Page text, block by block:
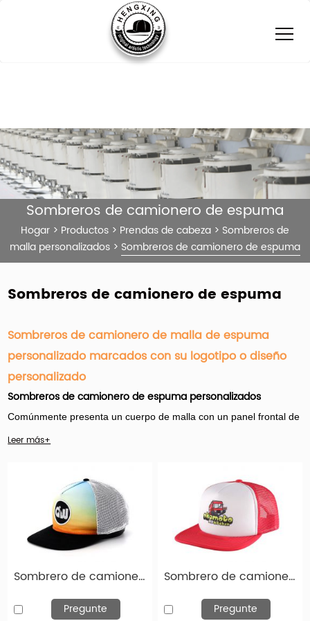
Sombreros de camionero de espuma
Hogar > Productos > Prendas de cabeza > Sombreros de
malla personalizados > Sombreros de camionero de espuma
Sombreros de camionero de espuma
Sombreros de camionero de malla de espuma
personalizado marcados con su logotipo o diseño
personalizado
Sombreros de camionero de espuma personalizados
Comúnmente presenta un cuerpo de malla con un panel frontal de
espuma y una construcción perfecta. El frente es típicamente más
declaración política o incluso contar una broma.
Hengxing Caps Factory (hx-caps.com) ofrece muchos productos
de sombreros de camioneros de espuma personalizados para
mayoristas. Y es importante que el nombre del juego aquí sea la
Leer más+
Sombrero de camionero de estilo antiguo
Pregunte
Sombrero de camionero rojo personalizado con espuma estampada blanca frente
Pregunte